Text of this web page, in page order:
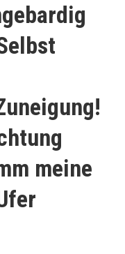
meine